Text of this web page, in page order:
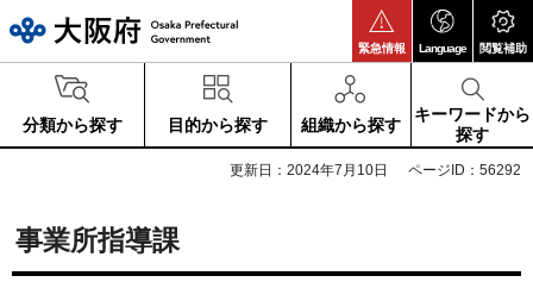
緊急情報 Language 閲覧補助
分類から探す 目的から探す 組織から探す
キーワードから
探す
更新日：2024年7月10日 ページID：56292
事業所指導課